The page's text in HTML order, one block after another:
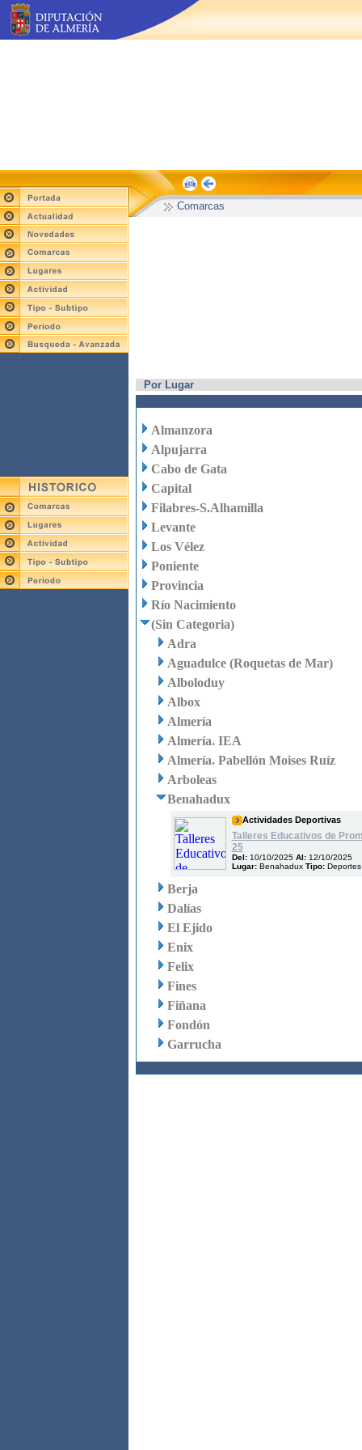
Comarcas
Por Lugar
Almanzora
Alpujarra
Cabo de Gata
Capital
Filabres-S.Alhamilla
Levante
Los Vélez
Poniente
Provincia
Río Nacimiento
(Sin Categoria)
Adra
Aguadulce (Roquetas de Mar)
Alboloduy
Albox
Almería
Almería. IEA
Almería. Pabellón Moises Ruíz
Arboleas
Benahadux
Actividades Deportivas
Talleres Educativos de
25
Del: 10/10/2025 Al: 12/10/2025
Lugar: BenahaduxTipo: Deportes
Berja
Dalías
El Ejido
Enix
Felix
Fines
Fiñana
Fondón
Garrucha